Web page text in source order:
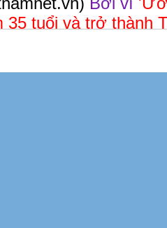
35 tuổi và trở thành